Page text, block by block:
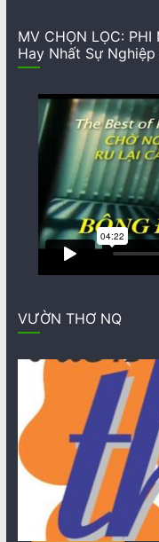
MV CHỌN LỌC:
Hay Nhất Sự
VƯỜN THƠ NQ